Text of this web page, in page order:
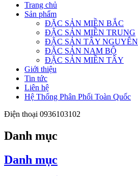
Trang chủ
Sản phẩm
ĐẶC SẢN MIỀN BẮC
ĐẶC SẢN MIỀN TRUNG
ĐẶC SẢN TÂY NGUYÊN
ĐẶC SẢN NAM BỘ
ĐẶC SẢN MIỀN TÂY
Giới thiệu
Tin tức
Liên hệ
Hệ Thống Phân Phối Toàn Quốc
Điện thoại 0936103102
Danh mục
Danh mục